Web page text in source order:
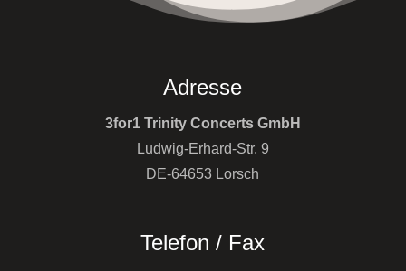
Adresse
3for1 Trinity Concerts GmbH
Ludwig-Erhard-Str. 9
DE-64653 Lorsch
Telefon / Fax